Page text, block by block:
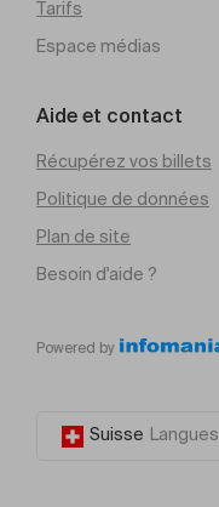
Tarifs
Espace médias
Aide et contact
Récupérez vos billets
Politique de données
Plan de site
Besoin d'aide ?
Powered by
Suisse Langues